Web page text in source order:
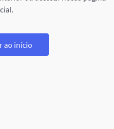
ao início